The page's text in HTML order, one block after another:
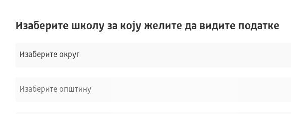
Изаберите школу за коју желите да видите податке
Изаберите округ
Изаберите општину